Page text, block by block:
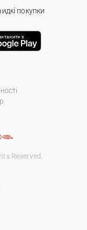
Reserved.
покупки